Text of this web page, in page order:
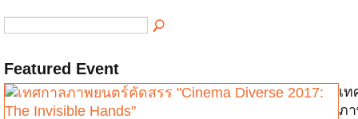
Featured Event
เ
ภ